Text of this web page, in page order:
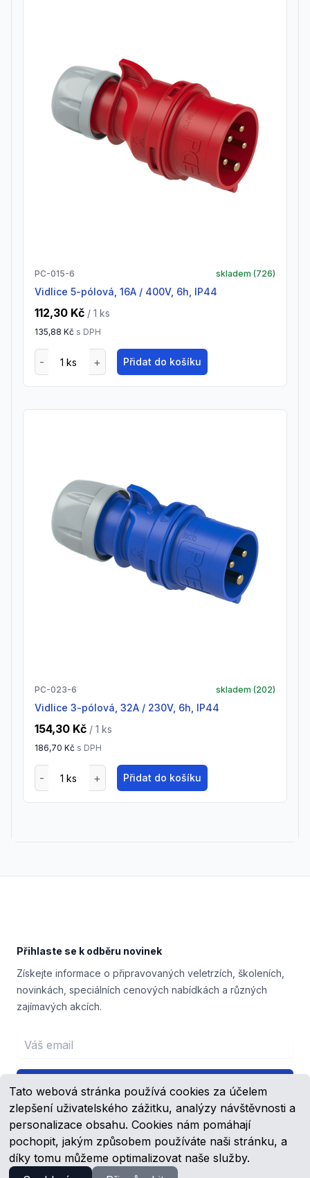
Tato webová stránka používá cookies za účelem
zlepšení uživatelského zážitku, analýzy návštěvnosti a
personalizace obsahu. Cookies nám pomáhají
pochopit, jakým způsobem používáte naši stránku, a
díky tomu můžeme optimalizovat naše služby.
PC-015-6 skladem (726)
vidlice 5-pólová, 16A / 400V, 6h, IP44
112,30 Kč / 1 ks
135,88 Kč s DPH
Přidat do košíku
PC-023-6 skladem (202)
vidlice 3-pólová, 32A / 230V, 6h, IP44
154,30 Kč / 1 ks
186,70 Kč s DPH
Přidat do košíku
Přihlaste se k odběru novinek
Získejte informace o připravovaných veletrzích, školeních,
novinkách, speciálních cenových nabídkách a různých
zajímavých akcích.
Email address
Přihlášení
FacebookYouTube